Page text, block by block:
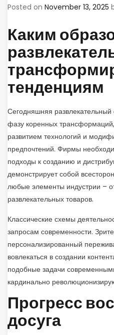
Posted on November 13, 2025
Каким
тенденциям
Сегодняшняя развлекательный
фазу коренных
развитием технологий и
предпочтений. Фирмы
подходы к созданию и
демонстрирует собой
любые элементы индустрии –
развлекательных товаров.
Классические схемы
запросам современности.
персонализированный
вовлекаться в создании
подобные задачи
кардинально
Прогресс
досуга